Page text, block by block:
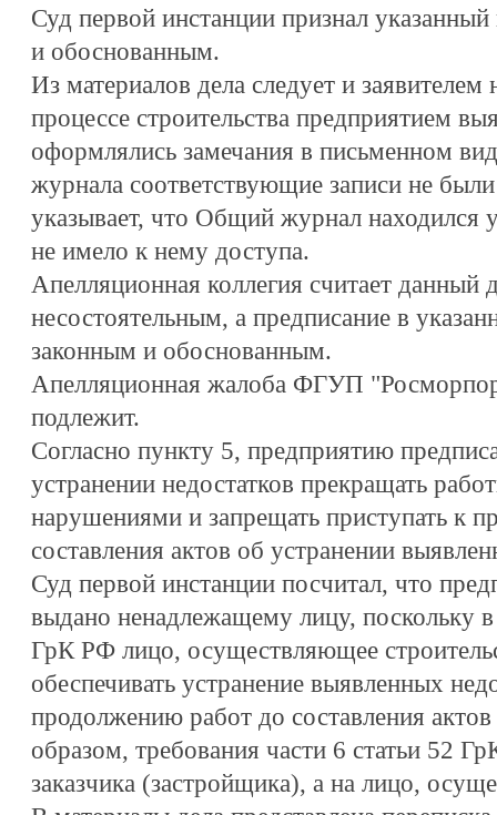
Суд первой инстанции признал
и обоснованным.
Из материалов дела следует и заявителем
процессе строительства предприятием
оформлялись замечания в письменном
журнала соответствующие записи не
указывает, что Общий журнал находился
не имело к нему доступа.
Апелляционная коллегия считает
несостоятельным, а предписание в
законным и обоснованным.
Апелляционная жалоба ФГУП
подлежит.
Согласно пункту 5, предприятию
устранении недостатков прекращать
нарушениями и запрещать приступать к
составления актов об устранении
Суд первой инстанции посчитал, что
выдано ненадлежащему лицу, поскольку в
ГрК РФ лицо, осуществляющее
обеспечивать устранение выявленных
продолжению работ до составления
образом, требования части 6 статьи 52
заказчика (застройщика), а на лицо,